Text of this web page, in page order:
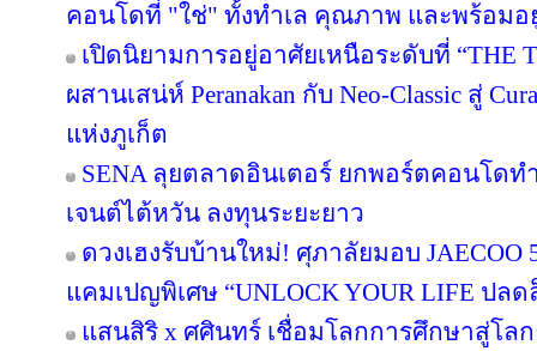
คอนโดที่ "ใช่" ทั้งทำเล คุณภาพ และพร้อมอ
เปิดนิยามการอยู่อาศัยเหนือระดับที่ “THE
ผสานเสน่ห์ Peranakan กับ Neo-Classic สู่
แห่งภูเก็ต
SENA ลุยตลาดอินเตอร์ ยกพอร์ตคอนโดท
เจนต์ไต้หวัน ลงทุนระยะยาว
ดวงเฮงรับบ้านใหม่! ศุภาลัยมอบ
แคมเปญพิเศษ “UNLOCK YOUR LIFE ปล
แสนสิริ x ศศินทร์ เชื่อมโลกการศึกษาสู่โลก